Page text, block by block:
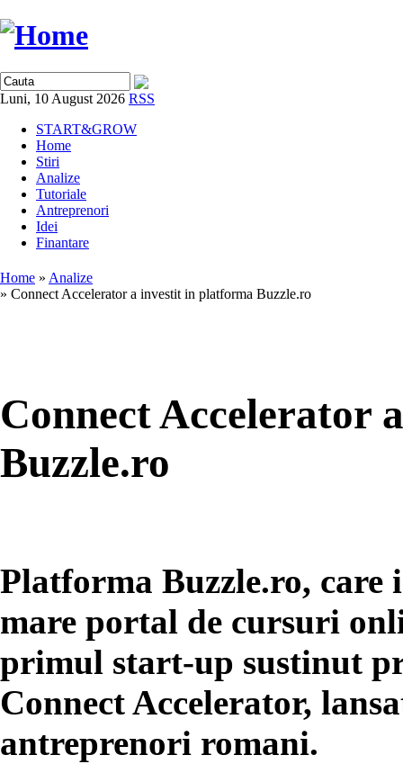
Luni, 10 August 2026 RSS
START&GROW
Home
Stiri
Analize
Tutoriale
Antreprenori
Idei
Finantare
Home » Analize
» Connect Accelerator a investit in platforma Buzzle.ro
Connect Accelerator
Buzzle.ro
Platforma Buzzle.ro, care
mare portal de cursuri
primul start-up sustinut
Connect Accelerator,
antreprenori romani.